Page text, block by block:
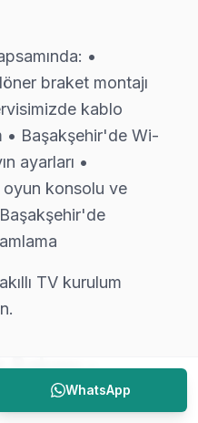
hizmetimiz TV
Deneyimi:
özelinde JVC
incelendiğinde en
döneminde
her yeni
%97 — bu
Hizmet Verdiği
ihtiyaç duyduğunuzda,
•
braket montajı
kablo
• Başakşehir'de Wi-
ayarları •
oyun konsolu ve
TV kurulum
–
HizmetWhatsApp